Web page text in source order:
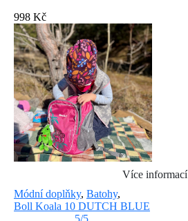
998 Kč
Více informací
Módní doplňky, Batohy,
Boll Koala 10 DUTCH BLUE
5/5